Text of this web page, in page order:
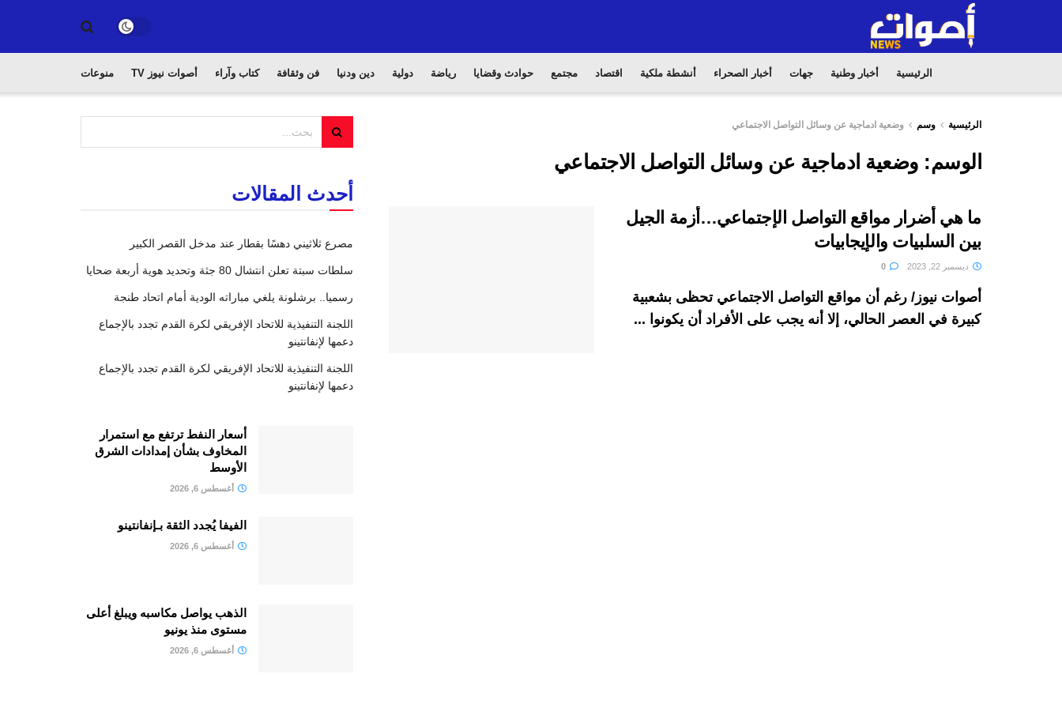
الرئيسية أخبار وطنية جهات أخبار الصحراء أنشطة ملكية اقتصاد مجتمع حوادث وقضايا رياضة دولية دين ودنيا فن وثقافة كتاب وآراء أصوات نيوز TV منوعات
الرئيسية وسم وضعية ادماجية عن وسائل التواصل الاجتماعي
الوسم: وضعية ادماجية عن وسائل التواصل الاجتماعي
ما هي أضرار مواقع التواصل الإجتماعي…أزمة الجيل
بين السلبيات والإيجابيات
ديسمبر 22, 2023
أصوات نيوز/ رغم أن مواقع التواصل الاجتماعي تحظى بشعبية
كبيرة في العصر الحالي، إلا أنه يجب على الأفراد أن يكونوا ...
أحدث المقالات
مصرع ثلاثيني دهسًا بقطار عند مدخل القصر الكبير
سلطات سبتة تعلن انتشال 80 جثة وتحديد هوية أربعة ضحايا
رسميا.. برشلونة يلغي مباراته الودية أمام اتحاد طنجة
اللجنة التنفيذية للاتحاد الإفريقي لكرة القدم تجدد بالإجماع
دعمها لإنفانتينو
اللجنة التنفيذية للاتحاد الإفريقي لكرة القدم تجدد بالإجماع
دعمها لإنفانتينو
أسعار النفط ترتفع مع استمرار
المخاوف بشأن إمدادات الشرق
الأوسط
أغسطس 6, 2026
الفيفا يُجدد الثقة بـإنفانتينو
أغسطس 6, 2026
الذهب يواصل مكاسبه ويبلغ أعلى
مستوى منذ يونيو
أغسطس 6, 2026